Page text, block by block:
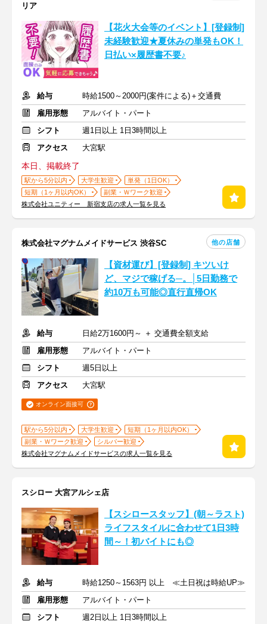
リア
【花火大会等のイベント】[登録制]
未経験歓迎★夏休みの単発もOK！
日払い×履歴書不要♪
給与
時給1500～2000円(案件による)＋交通費
雇用形態
アルバイト・パート
シフト
週1日以上 1日3時間以上
アクセス
大宮駅
本日、掲載終了
駅から5分以内 大学生歓迎
単発（1日OK）
短期（1ヶ月以内OK）
副業・Ｗワーク歓迎
株式会社ユニティー 新宿支店の求人一覧を見る
株式会社マグナムメイドサービス 渋谷SC 他の店舗
【資材運び】[登録制] キツいけ
ど、マジで稼げる─。│5日勤務で
約10万も可能◎直行直帰OK
給与
日給2万1600円～ ＋ 交通費全額支給
雇用形態
アルバイト・パート
シフト
週5日以上
アクセス
大宮駅
オンライン面接可
駅から5分以内 大学生歓迎
短期（1ヶ月以内OK）
副業・Ｗワーク歓迎
シルバー歓迎
株式会社マグナムメイドサービスの求人一覧を見る
スシロー 大宮アルシェ店
【スシロースタッフ】(朝～ラスト)
ライフスタイルに合わせて1日3時
間～！初バイトにも◎
給与
時給1250～1563円 以上 ≪土日祝は時給UP≫
雇用形態
アルバイト・パート
シフト
週2日以上 1日3時間以上